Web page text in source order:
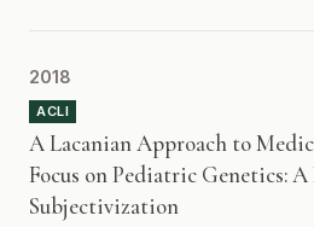
2018
ACLI
A Lacanian Approach to
Focus on Pediatric Genetics: A
Subjectivization